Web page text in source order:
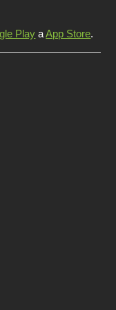
Play aApp Store.